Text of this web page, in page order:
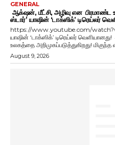
GENERAL
ஆக்‌ஷன், மீட்சி, அழிவு என பிரமாண்ட
ஸ்டார்’ யாஷின் ‘டாக்ஸிக்’ டிரெய்லர்
https://www.youtube.com/
யாஷின் ‘டாக்ஸிக்’ டிரெய்லர்
உலகத்தை
August 9, 2026